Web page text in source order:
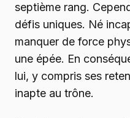
septième rang.
défis uniques. Né
manquer de force
une épée. En
lui, y compris ses
inapte au trône.